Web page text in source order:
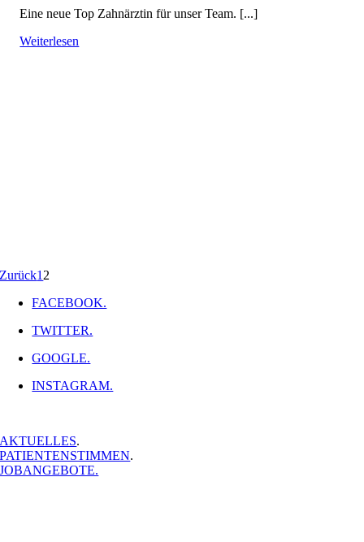
Eine neue Top Zahnärztin für unser Team. [...]
Weiterlesen
Zurück1 2
FACEBOOK.
TWITTER.
GOOGLE.
INSTAGRAM.
AKTUELLES.
PATIENTENSTIMMEN.
JOBANGEBOTE.